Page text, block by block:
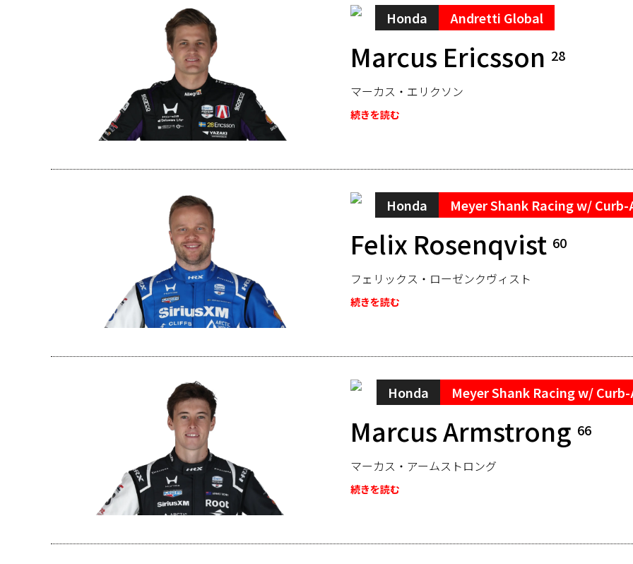
Honda Andretti Global
Marcus Ericsson 28
マーカス・エリクソン
続きを読む
Honda Meyer Shank Racing w/
Felix Rosenqvist 60
フェリックス・ローゼンクヴィスト
続きを読む
Honda Meyer Shank Racing w/
Marcus Armstrong 66
マーカス・アームストロング
続きを読む